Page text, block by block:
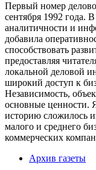
Первый номер
сентября 1992 года.
аналитичности и
добавила
способствовать
предоставляя
локальной деловой
широкий доступ к
Независимость,
основные ценности.
историю сложилось
малого и среднего
коммерческих
Архив газеты